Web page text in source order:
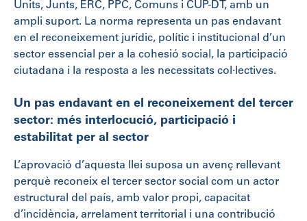
Units, Junts, ERC, PPC, Comuns i CUP-DT, amb un
ampli suport. La norma representa un pas endavant
en el reconeixement jurídic, polític i institucional d’un
sector essencial per a la cohesió social, la participació
ciutadana i la resposta a les necessitats col·lectives.
Un pas endavant en el reconeixement del tercer
sector: més interlocució, participació i
estabilitat per al sector
L’aprovació d’aquesta llei suposa un avenç rellevant
perquè reconeix el tercer sector social com un actor
estructural del país, amb valor propi, capacitat
d’incidència, arrelament territorial i una contribució